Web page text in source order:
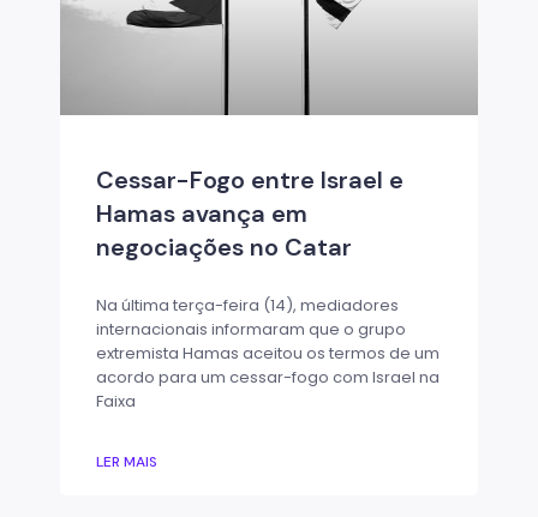
Cessar-Fogo entre Israel e
Hamas avança em
negociações no Catar
Na última terça-feira (14), mediadores
internacionais informaram que o grupo
extremista Hamas aceitou os termos de um
acordo para um cessar-fogo com Israel na
Faixa
LER MAIS